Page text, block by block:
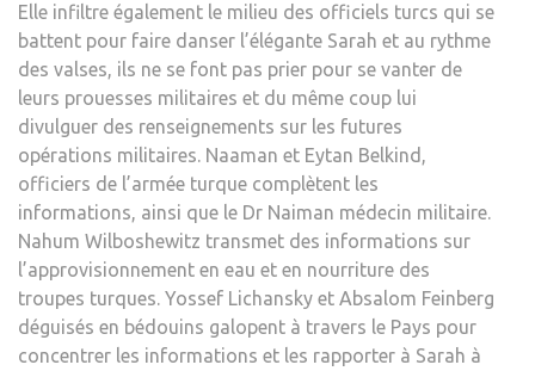
Elle infiltre également le milieu des officiels turcs qui se
battent pour faire danser l’élégante Sarah et au rythme
des valses, ils ne se font pas prier pour se vanter de
leurs prouesses militaires et du même coup lui
divulguer des renseignements sur les futures
opérations militaires. Naaman et Eytan Belkind,
officiers de l’armée turque complètent les
informations, ainsi que le Dr Naiman médecin militaire.
Nahum Wilboshewitz transmet des informations sur
l’approvisionnement en eau et en nourriture des
troupes turques. Yossef Lichansky et Absalom Feinberg
déguisés en bédouins galopent à travers le Pays pour
concentrer les informations et les rapporter à Sarah à